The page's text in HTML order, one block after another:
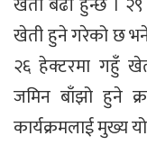
खेती हुने गरेको छ
२६ हेक्टरमा गहुँ
जमिन बाँझो हुने
कार्यक्रमलाई मुख्य